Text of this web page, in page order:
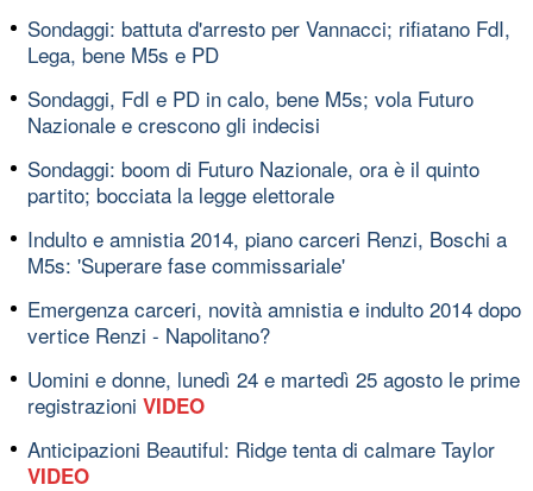
Sondaggi: battuta d'arresto per Vannacci; rifiatano FdI,
Lega, bene M5s e PD
Sondaggi, FdI e PD in calo, bene M5s; vola Futuro
Nazionale e crescono gli indecisi
Sondaggi: boom di Futuro Nazionale, ora è il quinto
partito; bocciata la legge elettorale
Indulto e amnistia 2014, piano carceri Renzi, Boschi a
M5s: 'Superare fase commissariale'
Emergenza carceri, novità amnistia e indulto 2014 dopo
vertice Renzi - Napolitano?
Uomini e donne, lunedì 24 e martedì 25 agosto le prime
registrazioni VIDEO
Anticipazioni Beautiful: Ridge tenta di calmare Taylor
VIDEO